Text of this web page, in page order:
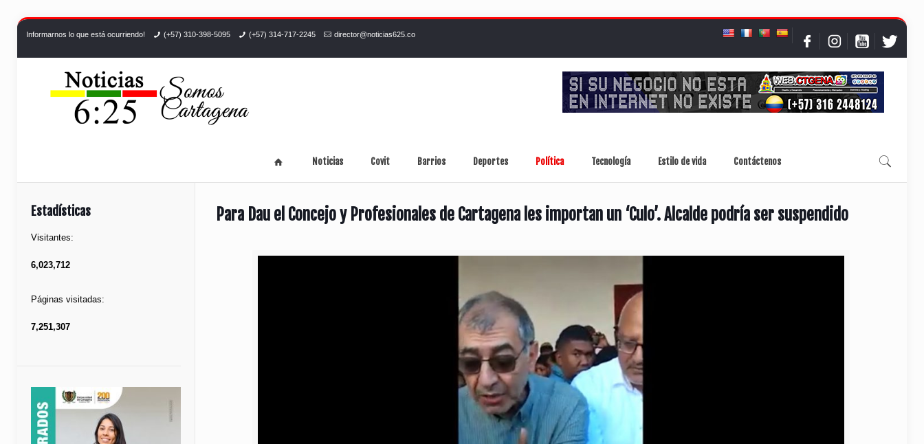
Informarnos lo que está ocurriendo! (+57) 310-398-5095 (+57) 314-717-2245 director@noticias625.co
Noticias Covit Barrios Deportes Política Tecnología Estilo de vida Contáctenos
Para Dau el Concejo y Profesionales de Cartagena les importan un ‘Culo’. Alcalde podría ser suspendido
Estadísticas
Visitantes:
6,023,712
Páginas visitadas:
7,251,307